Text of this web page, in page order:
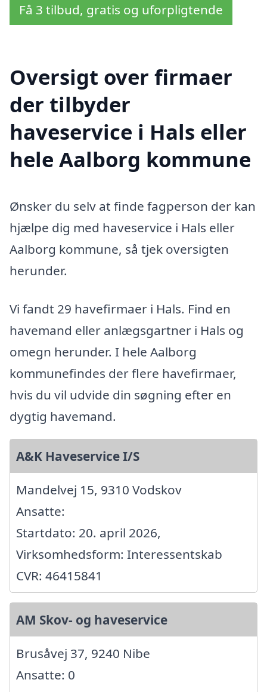
Få 3 tilbud, gratis og uforpligtende
Oversigt over firmaer
der tilbyder
haveservice i Hals eller
hele Aalborg kommune
Ønsker du selv at finde fagperson der kan
hjælpe dig med haveservice i Hals eller
Aalborg kommune, så tjek oversigten
herunder.
Vi fandt 29 havefirmaer i Hals. Find en
havemand eller anlægsgartner i Hals og
omegn herunder. I hele Aalborg
kommunefindes der flere havefirmaer,
hvis du vil udvide din søgning efter en
dygtig havemand.
A&K Haveservice I/S
Mandelvej 15, 9310 Vodskov
Ansatte:
Startdato: 20. april 2026,
Virksomhedsform: Interessentskab
CVR: 46415841
AM Skov- og haveservice
Brusåvej 37, 9240 Nibe
Ansatte: 0